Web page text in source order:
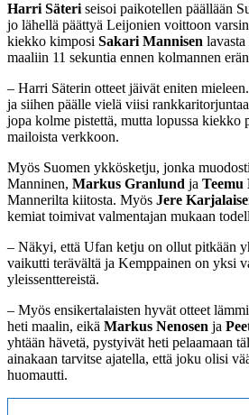
Harri Säteriseisoi paikotellen päällään
jo lähellä päättyä Leijonien voittoon
kiekko kimposi Sakari Mannisen
maaliin 11 sekuntia ennen kolmannen
– Harri Säterin otteet jäivät eniten
ja siihen päälle vielä viisi
jopa kolme pistettä, mutta lopussa kiekko
mailoista verkkoon.
Myös Suomen ykkösketju, jonka
Manninen, Markus Granlund ja
Mannerilta kiitosta. Myös Jere
kemiat toimivat valmentajan mukaan
– Näkyi, että Ufan ketju on ollut pitkään
vaikutti terävältä ja Kemppainen on yksi
yleissenttereistä.
– Myös ensikertalaisten hyvät otteet
heti maalin, eikä Markus Nenosen ja
yhtään hävetä, pystyivät heti pelaamaan
ainakaan tarvitse ajatella, että joku olisi
huomautti.